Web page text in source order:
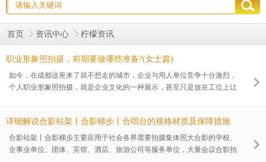
首页 资讯中心 柠檬资讯
职业形象照拍摄，前期要做哪些准备?(女士篇)
如今，在成都这座来了就不想走的城市，企业与用人单位竞争十分激烈，
个人职业形象照拍摄，就是企业文化的一种展示，甚至只是放在工位上让
象照拍摄，前期要做哪些准备?
详细解说合影站架丨合影梯步丨合唱台的规格材质及保障措施
合影站架丨合影梯步主要应用于社会各界需要拍摄集体照大合影的学校、
企事业单位、团体、宾馆、酒店、旅游公司等服务单位，大量会议合影拍